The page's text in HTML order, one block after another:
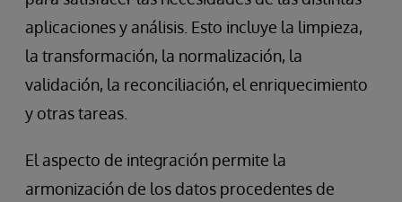
aplicaciones y análisis. Esto incluye la limpieza,
la transformación, la normalización, la
validación, la reconciliación, el enriquecimiento
y otras tareas.
El aspecto de integración permite la
armonización de los datos procedentes de